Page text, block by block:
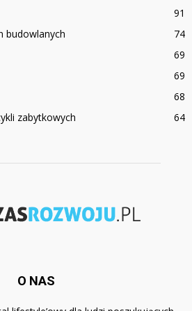
91
budowlanych
74
69
69
68
zabytkowych
64
O NAS